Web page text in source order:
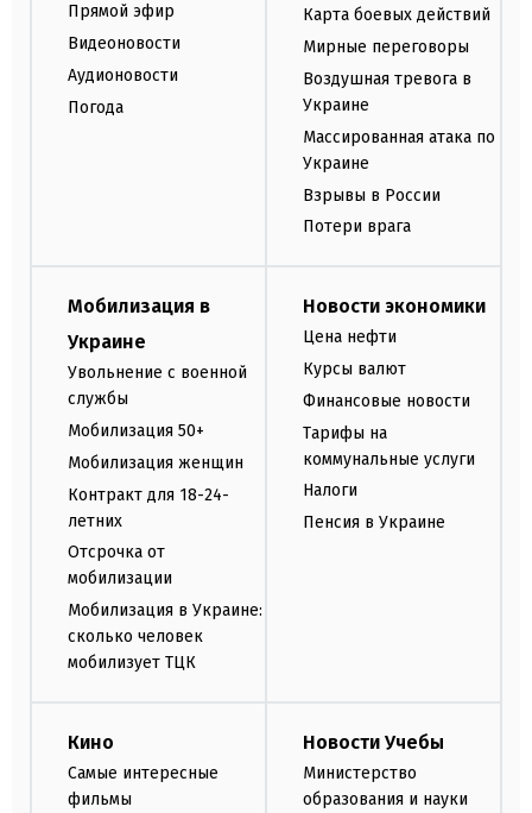
Прямой эфир
Видеоновости
Аудионовости
Погода
Карта боевых действий
Мирные переговоры
Воздушная тревога в
Украине
Массированная атака по
Украине
Взрывы в России
Потери врага
Мобилизация в
Украине
Увольнение с военной
службы
Мобилизация 50+
Мобилизация женщин
Контракт для 18-24-
летних
Отсрочка от
мобилизации
Мобилизация в Украине:
сколько человек
мобилизует ТЦК
Новости экономики
Цена нефти
Курсы валют
Финансовые новости
Тарифы на
коммунальные услуги
Налоги
Пенсия в Украине
Кино
Самые интересные
фильмы
Новости Учебы
Министерство
образования и науки